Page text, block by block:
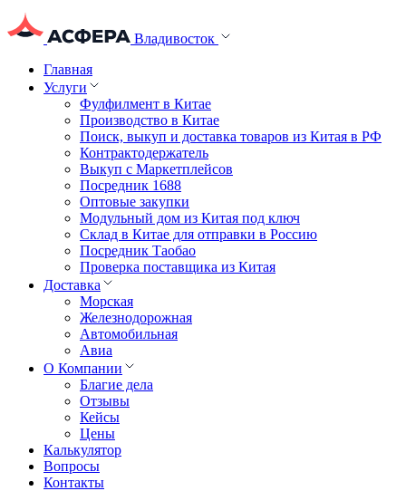
Владивосток
Главная
Услуги
Фулфилмент в Китае
Производство в Китае
Поиск, выкуп и доставка товаров из Китая в РФ
Контрактодержатель
Выкуп с Маркетплейсов
Посредник 1688
Оптовые закупки
Модульный дом из Китая под ключ
Склад в Китае для отправки в Россию
Посредник Таобао
Проверка поставщика из Китая
Доставка
Морская
Железнодорожная
Автомобильная
Авиа
О Компании
Благие дела
Отзывы
Кейсы
Цены
Калькулятор
Вопросы
Контакты